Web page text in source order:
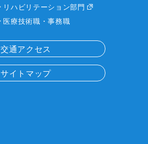
リハビリテーション部門
医療技術職・事務職
交通アクセス
サイトマップ